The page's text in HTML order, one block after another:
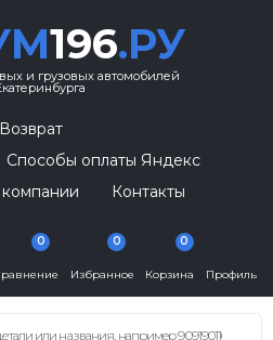
196.РУ
и грузовых автомобилей
Возврат
Способы оплаты Яндекс
Контакты
0
Избранное
0
Корзина
0
Профиль